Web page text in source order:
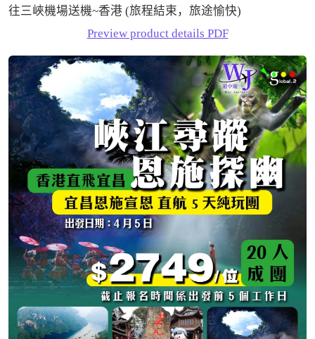
往三峽機場送機~香港 (旅程結束，旅途愉快)
Preview product details PDF